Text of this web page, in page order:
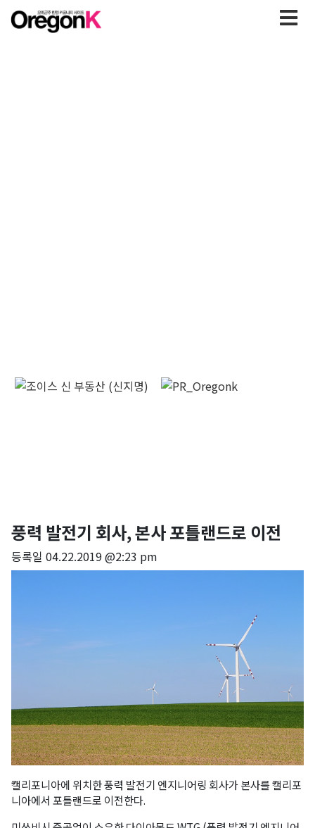
풍력 발전기 회사, 본사 포틀랜드로 이전
등록일 04.22.2019 @2:23 pm
캘리포니아에 위치한 풍력 발전기 엔지니어링 회사가 본사를 캘리포
니아에서 포틀랜드로 이전한다.